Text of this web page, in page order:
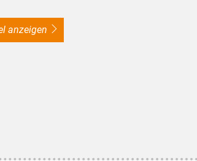
anzeigen